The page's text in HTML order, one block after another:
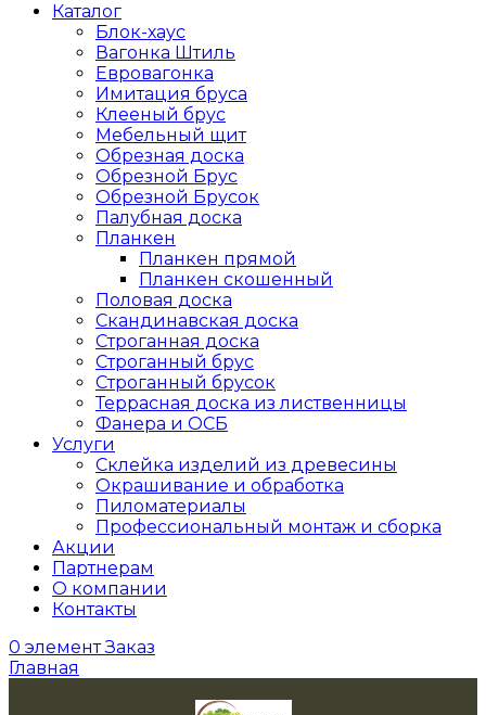
Каталог
Блок-хаус
Вагонка Штиль
Евровагонка
Имитация бруса
Клееный брус
Мебельный щит
Обрезная доска
Обрезной Брус
Обрезной Брусок
Палубная доска
Планкен
Планкен прямой
Планкен скошенный
Половая доска
Скандинавская доска
Строганная доска
Строганный брус
Строганный брусок
Террасная доска из лиственницы
Фанера и ОСБ
Услуги
Склейка изделий из древесины
Окрашивание и обработка
Пиломатериалы
Профессиональный монтаж и сборка
Акции
Партнерам
О компании
Контакты
0 элемент Заказ
Главная